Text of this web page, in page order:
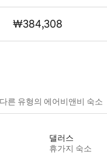
₩384,308
다른 유형의 에어비앤비 숙소
댈러스
휴가지 숙소